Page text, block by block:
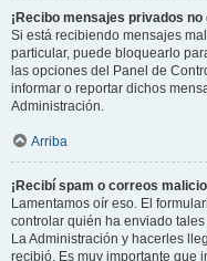
¡Recibo mensajes privados no
Si está recibiendo mensajes
particular, puede bloquearlo
las opciones del Panel de
informar o reportar dichos
Administración.
Arriba
¡Recibí spam o correos
Lamentamos oír eso. El
controlar quién ha enviado
La Administración y hacerles
recibió. Es muy importante que